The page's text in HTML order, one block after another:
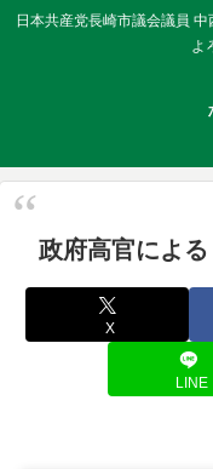
日本共産党長崎市議会議員
よ
政府高官による
X
LINE